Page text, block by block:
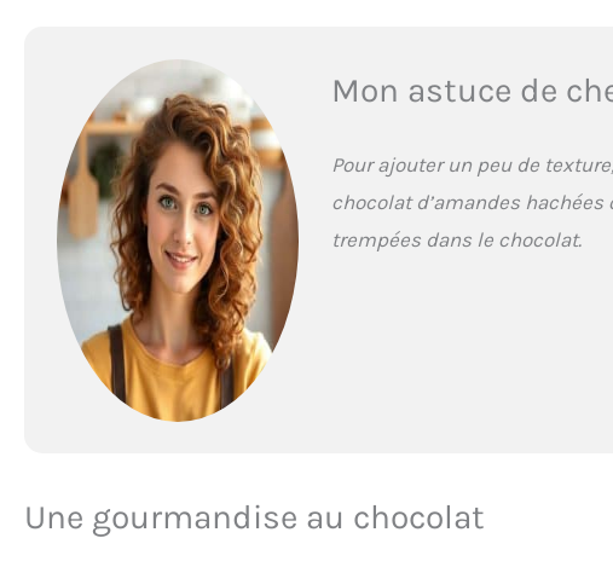
Mon astuce de
Pour ajouter un peu de
chocolat d’amandes
trempées dans le chocolat.
Une gourmandise au chocolat